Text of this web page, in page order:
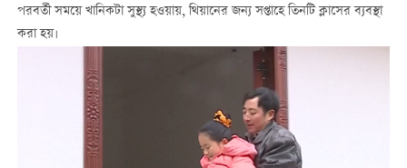
পরবর্তী সময়ে খানিকটা সুস্থ্য হওয়ায়, থিয়ানের জন্য সপ্তাহে তিনটি ক্লাসের ব্যবস্থা
করা হয়।